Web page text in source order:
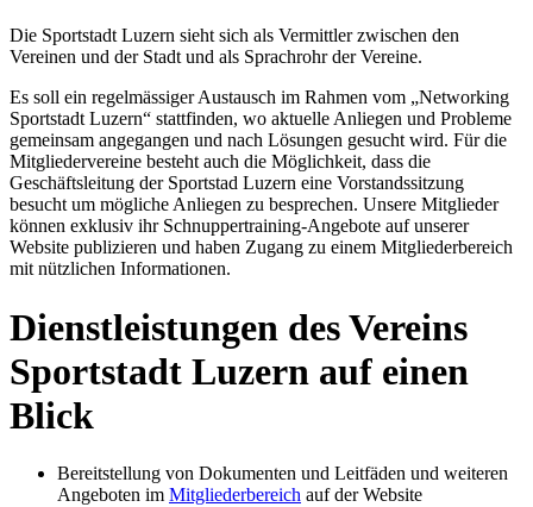
Die Sportstadt Luzern sieht sich als Vermittler zwischen den
Vereinen und der Stadt und als Sprachrohr der Vereine.
Es soll ein regelmässiger Austausch im Rahmen vom „Networking
Sportstadt Luzern“ stattfinden, wo aktuelle Anliegen und Probleme
gemeinsam angegangen und nach Lösungen gesucht wird. Für die
Mitgliedervereine besteht auch die Möglichkeit, dass die
Geschäftsleitung der Sportstad Luzern eine Vorstandssitzung
besucht um mögliche Anliegen zu besprechen. Unsere Mitglieder
können exklusiv ihr Schnuppertraining-Angebote auf unserer
Website publizieren und haben Zugang zu einem Mitgliederbereich
mit nützlichen Informationen.
Dienstleistungen des Vereins
Sportstadt Luzern auf einen
Blick
Bereitstellung von Dokumenten und Leitfäden und weiteren
Angeboten im Mitgliederbereich auf der Website